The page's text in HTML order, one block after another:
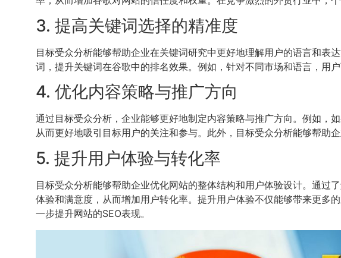
3. 提高关键词选择的精准度
目标受众分析能够帮助企业在关键词研究中更好地理解用户的语言和表
词，提升关键词在谷歌中的排名效果。例如，针对不同市场和语言，用
4. 优化内容策略与推广方向
通过目标受众分析，企业能够更好地制定内容策略与推广方向。例如，
从而更好地吸引目标用户的关注和参与。此外，目标受众分析能够帮助
5. 提升用户体验与转化率
目标受众分析能够帮助企业优化网站的整体结构和用户体验设计。通过
体验和满意度，从而增加用户转化率。提升用户体验不仅能够带来更多
一步提升网站的SEO表现。